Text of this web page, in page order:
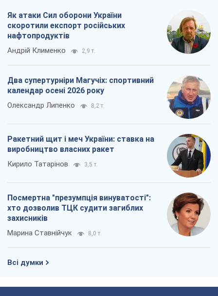
Як атаки Сил оборони України
скоротили експорт російських
нафтопродуктів
Андрій Клименко 2,9 т.
Два супертурніри Магучіх: спортивний
календар осені 2026 року
Олександр Липенко 8,2 т.
Ракетний щит і меч України: ставка на
виробництво власних ракет
Кирило Татарінов 3,5 т.
Посмертна "презумпція винуватості":
хто дозволив ТЦК судити загиблих
захисників
Марина Ставнійчук 8,0 т.
Всі думки